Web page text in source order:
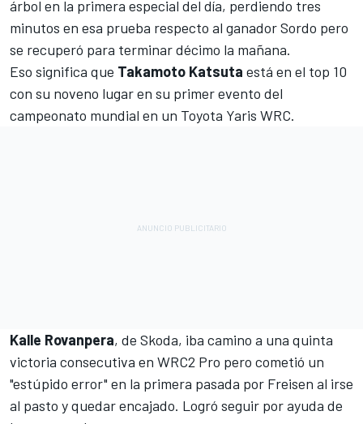
árbol en la primera especial del día, perdiendo tres
minutos en esa prueba respecto al ganador Sordo pero
se recuperó para terminar décimo la mañana.
Eso significa que Takamoto Katsuta está en el top 10
con su noveno lugar en su primer evento del
campeonato mundial en un Toyota Yaris WRC.
Kalle Rovanpera, de Skoda, iba camino a una quinta
victoria consecutiva en WRC2 Pro pero cometió un
"estúpido error" en la primera pasada por Freisen al irse
al pasto y quedar encajado. Logró seguir por ayuda de